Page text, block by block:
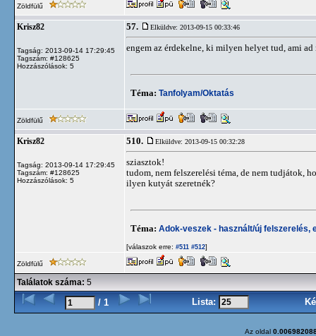
Zöldfülű
Krisz82
Tagság: 2013-09-14 17:29:45
Tagszám: #128625
Hozzászólások: 5
57. Elküldve: 2013-09-15 00:33:46
engem az érdekelne, ki milyen helyet tud, ami
Téma: Tanfolyam/Oktatás
Zöldfülű
Krisz82
Tagság: 2013-09-14 17:29:45
Tagszám: #128625
Hozzászólások: 5
510. Elküldve: 2013-09-15 00:32:28
sziasztok!
tudom, nem felszerelési téma, de nem tudjátok,
ilyen kutyát szeretnék?
Téma: Adok-veszek - használt/új felszerelés,
[válaszok erre: #511 #512]
Zöldfülű
Találatok száma: 5
/ 1 Lista:
Az oldal